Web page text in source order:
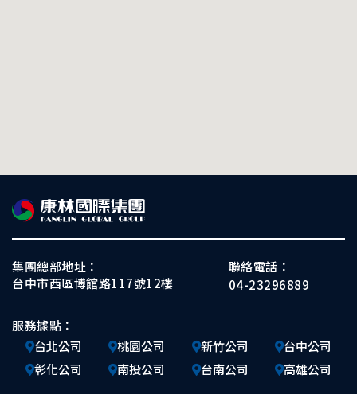
集團總部地址：
台中市西區博館路117號12樓
聯絡電話：
04-23296889
服務據點：
台北公司
桃園公司 新竹公司
台中公司
彰化公司
南投公司 台南公司 高雄公司